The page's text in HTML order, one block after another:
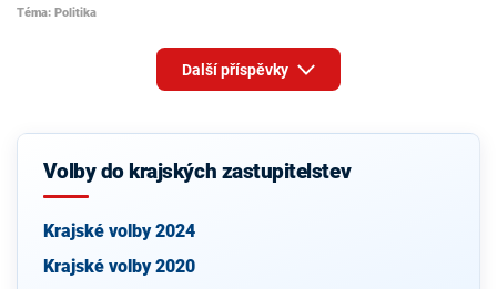
Téma: Politika
Další příspěvky
Volby do krajských zastupitelstev
Krajské volby 2024
Krajské volby 2020